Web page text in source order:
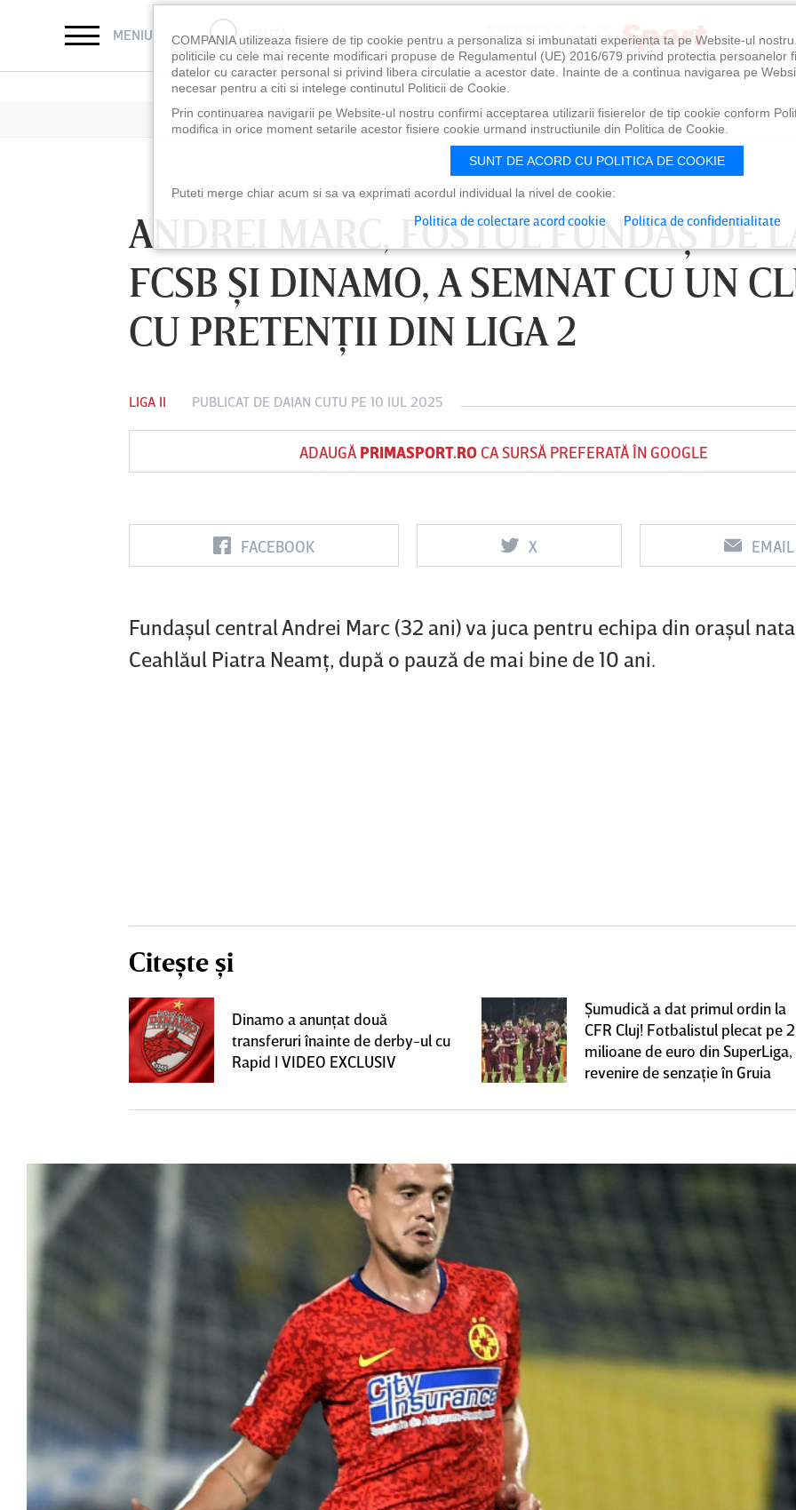
MENIU CAUTĂ
ANDREI MARC, FOSTUL FUNDAŞ DE LA
FCSB ŞI DINAMO, A SEMNAT CU UN
CU PRETENŢII DIN LIGA 2
LIGA II PUBLICAT DE DAIAN CUTU PE 10 IUL 2025
ADAUGĂ PRIMASPORT.ROCA SURSĂ PREFERATĂ ÎN GOOGLE
FACEBOOK X EMAIL
Fundaşul central Andrei Marc (32 ani) va juca pentru echipa din oraşul
Ceahlăul Piatra Neamţ, după o pauză de mai bine de 10 ani.
Citește și
Dinamo a anunţat două
transferuri înainte de derby-ul cu
Rapid | VIDEO EXCLUSIV
Şumudică a dat primul ordin la
CFR Cluj! Fotbalistul plecat pe 2
milioane de euro din SuperLiga,
revenire de senzaţie în Gruia
FC Botoşani
Vs
Corvinul
Hunedoara
Sepsi OSK Sf
Vs
FCSB UTA Arad
0
Vs
Rapid
0
COMPANIA utilizeaza fisiere de tip cookie pentru a personaliza si imbunatati experienta ta pe Website-ul
politicile cu cele mai recente modificari propuse de Regulamentul (UE) 2016/679 privind protectia persoanelor
datelor cu caracter personal si privind libera circulatie a acestor date. Inainte de a continua navigarea pe
necesar pentru a citi si intelege continutul Politicii de Cookie.
Prin continuarea navigarii pe Website-ul nostru confirmi acceptarea utilizarii fisierelor de tip cookie conform
modifica in orice moment setarile acestor fisiere cookie urmand instructiunile din Politica de Cookie.
SUNT DE ACORD CU POLITICA DE COOKIE
Puteti merge chiar acum si sa va exprimati acordul individual la nivel de cookie:
Politica de colectare acord cookie Politica de confidentialitate